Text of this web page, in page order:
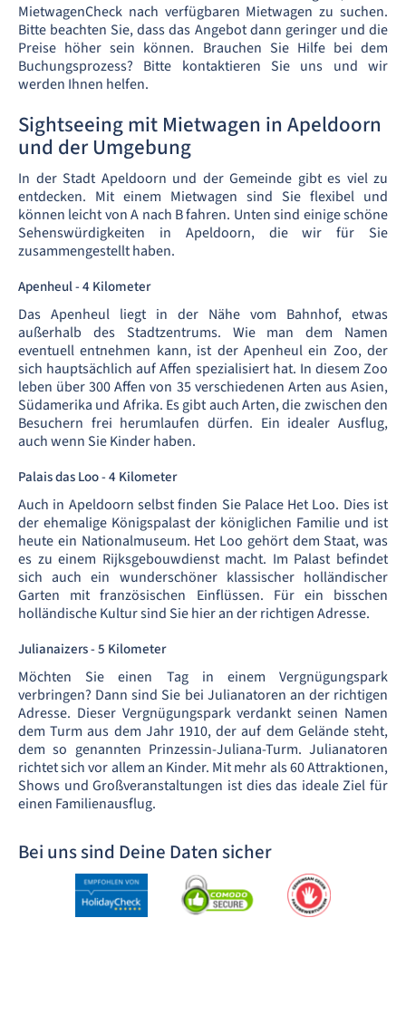
MietwagenCheck nach verfügbaren Mietwagen zu suchen.
Bitte beachten Sie, dass das Angebot dann geringer und die
Preise höher sein können. Brauchen Sie Hilfe bei dem
Buchungsprozess? Bitte kontaktieren Sie uns und wir
werden Ihnen helfen.
Sightseeing mit Mietwagen in Apeldoorn
und der Umgebung
In der Stadt Apeldoorn und der Gemeinde gibt es viel zu
entdecken. Mit einem Mietwagen sind Sie flexibel und
können leicht von A nach B fahren. Unten sind einige schöne
Sehenswürdigkeiten in Apeldoorn, die wir für Sie
zusammengestellt haben.
Apenheul - 4 Kilometer
Das Apenheul liegt in der Nähe vom Bahnhof, etwas
außerhalb des Stadtzentrums. Wie man dem Namen
eventuell entnehmen kann, ist der Apenheul ein Zoo, der
sich hauptsächlich auf Affen spezialisiert hat. In diesem Zoo
leben über 300 Affen von 35 verschiedenen Arten aus Asien,
Südamerika und Afrika. Es gibt auch Arten, die zwischen den
Besuchern frei herumlaufen dürfen. Ein idealer Ausflug,
auch wenn Sie Kinder haben.
Palais das Loo - 4 Kilometer
Auch in Apeldoorn selbst finden Sie Palace Het Loo. Dies ist
der ehemalige Königspalast der königlichen Familie und ist
heute ein Nationalmuseum. Het Loo gehört dem Staat, was
es zu einem Rijksgebouwdienst macht. Im Palast befindet
sich auch ein wunderschöner klassischer holländischer
Garten mit französischen Einflüssen. Für ein bisschen
holländische Kultur sind Sie hier an der richtigen Adresse.
Julianaizers - 5 Kilometer
Möchten Sie einen Tag in einem Vergnügungspark
verbringen? Dann sind Sie bei Julianatoren an der richtigen
Adresse. Dieser Vergnügungspark verdankt seinen Namen
dem Turm aus dem Jahr 1910, der auf dem Gelände steht,
dem so genannten Prinzessin-Juliana-Turm. Julianatoren
richtet sich vor allem an Kinder. Mit mehr als 60 Attraktionen,
Shows und Großveranstaltungen ist dies das ideale Ziel für
einen Familienausflug.
Bei uns sind Deine Daten sicher